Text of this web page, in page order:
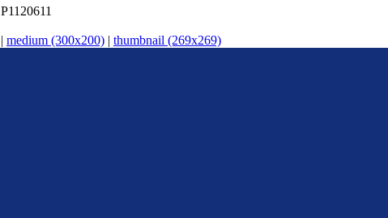
P1120611
| medium (300x200) | thumbnail (269x269)